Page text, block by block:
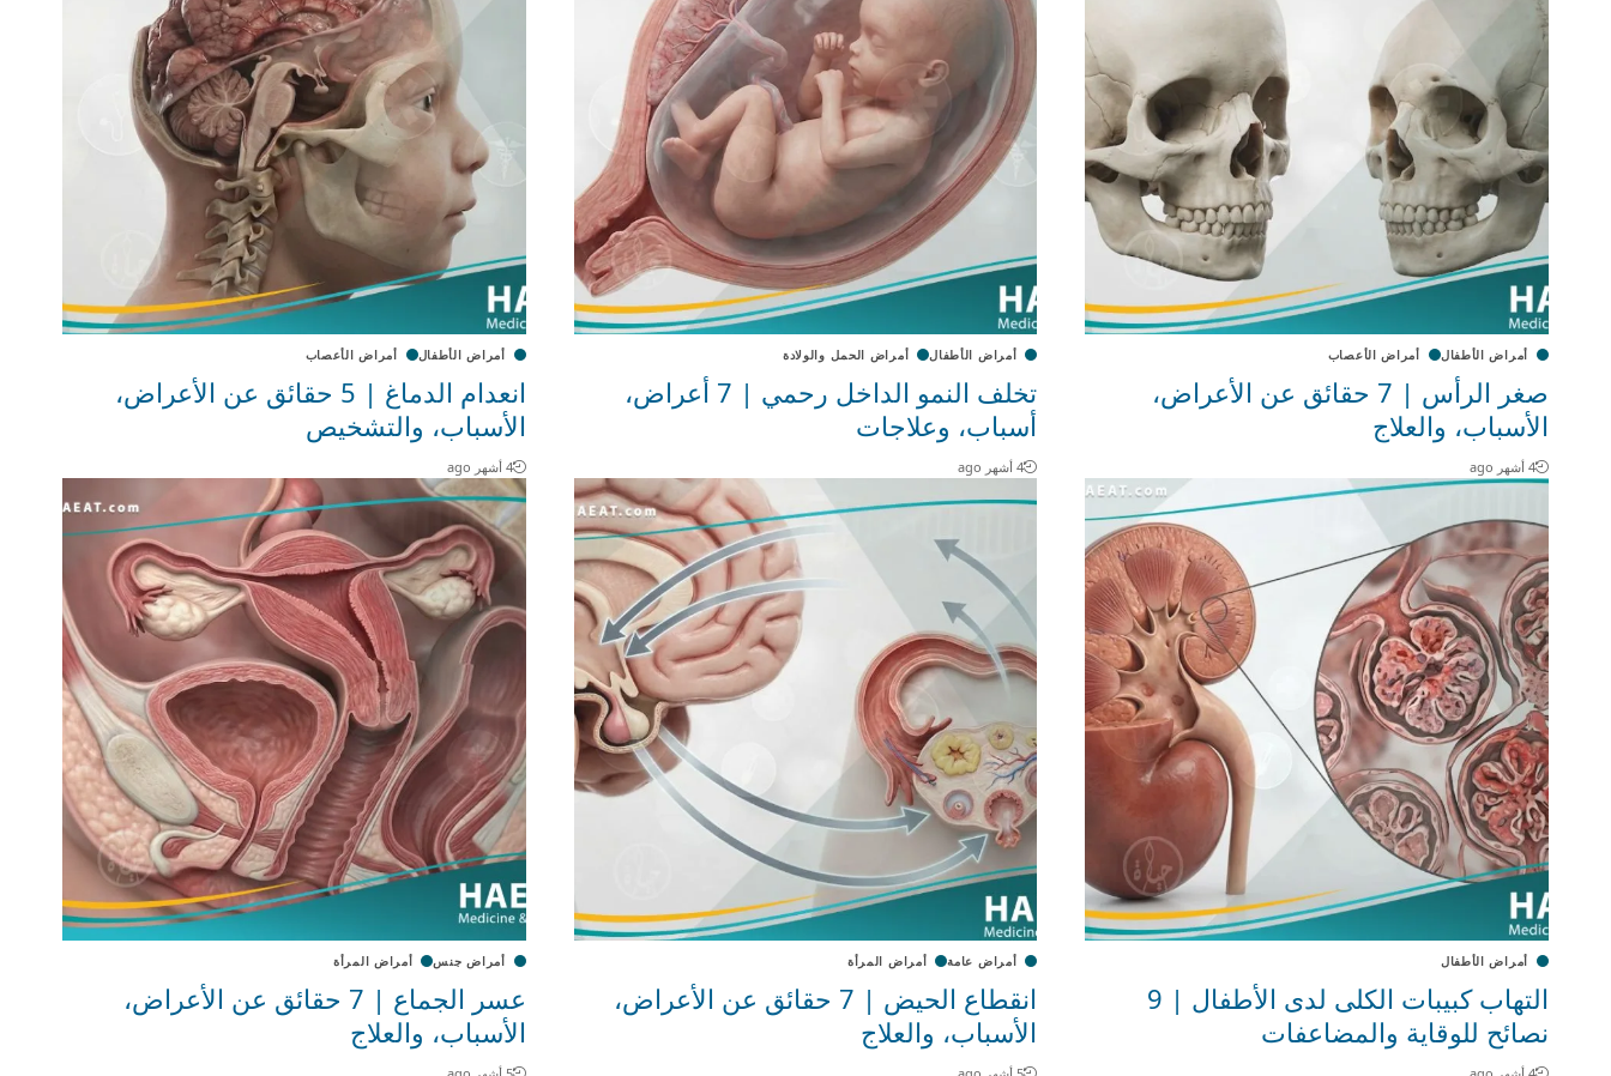
أمراض الأطفال أمراض الأعصاب
صغر الرأس | 7 حقائق عن الأعراض،
الأسباب، والعلاج
4 أشهر ago
أمراض الأطفال أمراض الحمل والولادة
تخلف النمو الداخل رحمي | 7 أعراض،
أسباب، وعلاجات
4 أشهر ago
أمراض الأطفال أمراض الأعصاب
انعدام الدماغ | 5 حقائق عن الأعراض،
الأسباب، والتشخيص
4 أشهر ago
أمراض الأطفال
التهاب كبيبات الكلى لدى الأطفال | 9
نصائح للوقاية والمضاعفات
أمراض عامة أمراض المرأة
انقطاع الحيض | 7 حقائق عن الأعراض،
الأسباب، والعلاج
أمراض جنس أمراض المرأة
عسر الجماع | 7 حقائق عن الأعراض،
الأسباب، والعلاج